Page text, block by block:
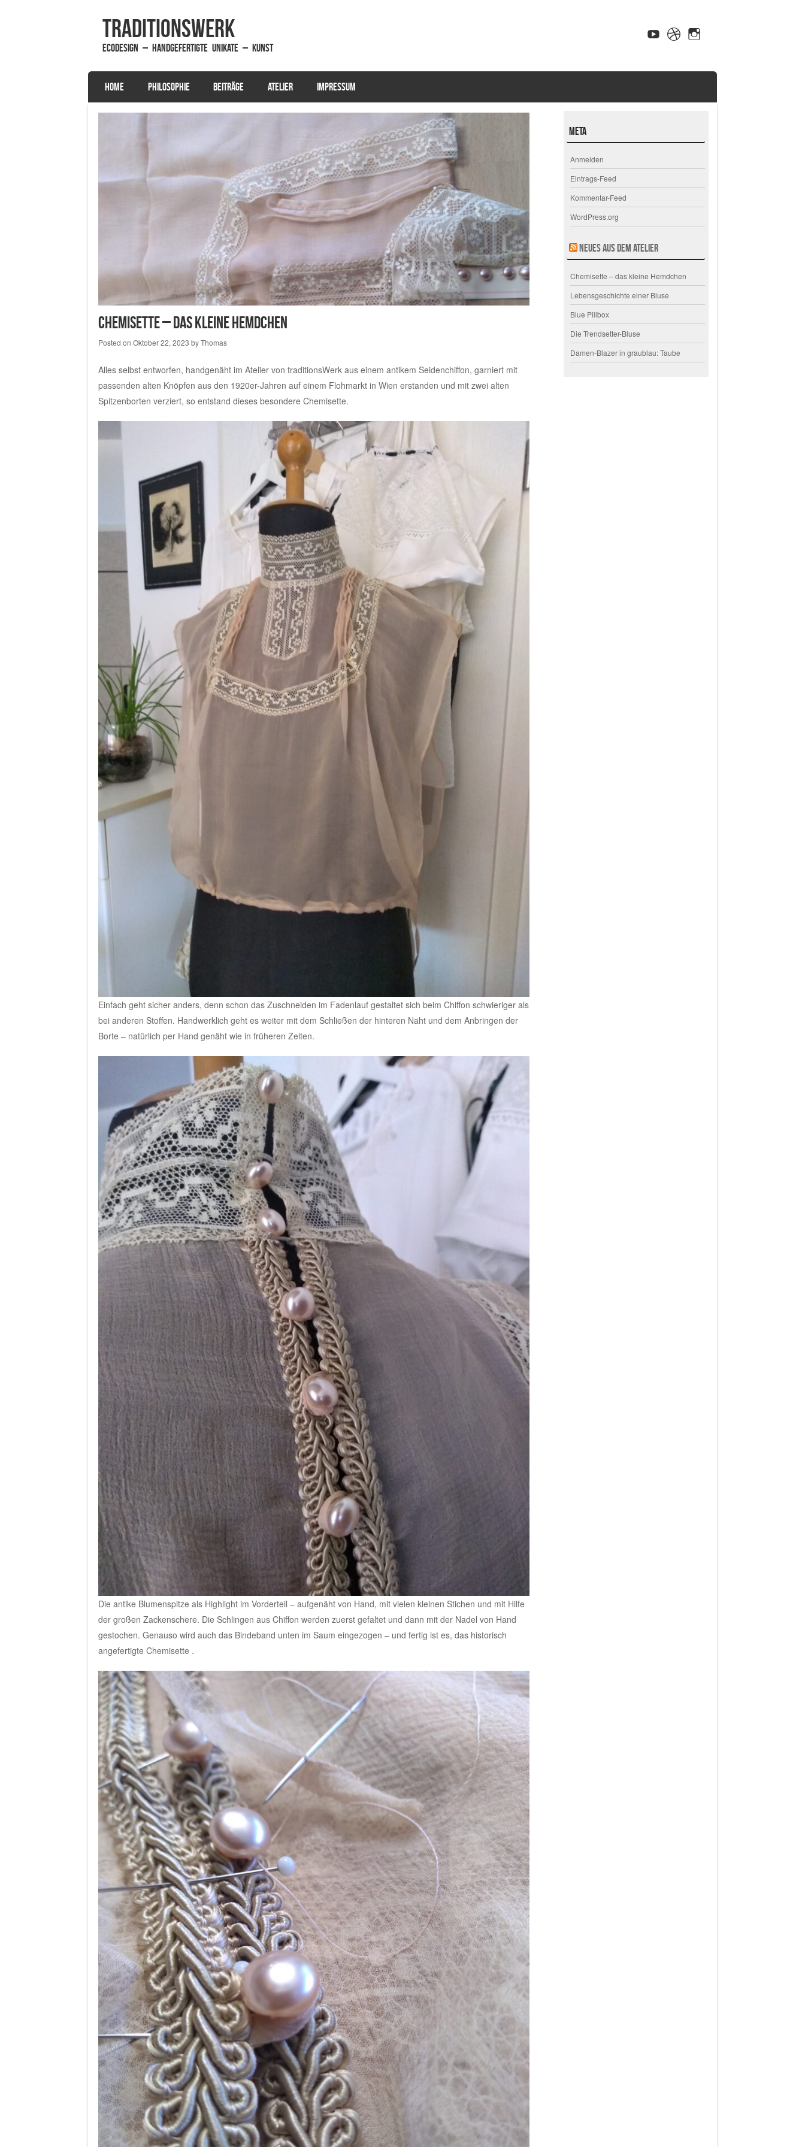
traditionsWerk
EcoDesign – handgefertigte Unikate – Kunst
Menu
SKIP TO CONTENT
HOME PHILOSOPHIE BEITRÄGE ATELIER IMPRESSUM
Chemisette – das kleine Hemdchen
Posted on Oktober 22, 2023 byThomas
Alles selbst entworfen, handgenäht im Atelier von traditionsWerkaus einem antikem Seidenchiffon, garniert mit
passenden alten Knöpfen aus den 1920er-Jahren auf einem Flohmarkt in Wien erstanden und mit zwei alten
Spitzenborten verziert, so entstand dieses besondere Chemisette.
Einfach geht sicher anders, denn schon das Zuschneiden im Fadenlauf gestaltet sich beim Chiffon schwieriger als
bei anderen Stoffen. Handwerklich geht es weiter mit dem Schließen der hinteren Naht und dem Anbringen der
Borte – natürlich per Hand genäht wie in früheren Zeiten.
Die antike Blumenspitze als Highlight im Vorderteil – aufgenäht von Hand, mit vielen kleinen Stichen und mit Hilfe
der großen Zackenschere. Die Schlingen aus Chiffon werden zuerst gefaltet und dann mit der Nadel von Hand
gestochen. Genauso wird auch das Bindeband unten im Saum eingezogen – und fertig ist es, das historisch
angefertigte Chemisette .
Meta
Anmelden
Eintrags-Feed
Kommentar-Feed
WordPress.org
Neues aus dem Atelier
Chemisette – das kleine Hemdchen
Lebensgeschichte einer Bluse
Blue Pillbox
Die Trendsetter-Bluse
Damen-Blazer in graublau: Taube